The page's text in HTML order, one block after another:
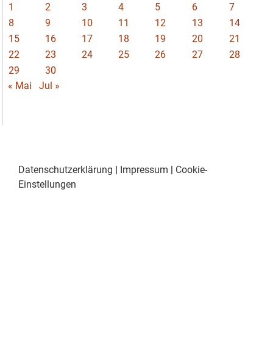
1 2 3 4 5 6
7
8
9 10 11 12 13
14
15
16 17 18 19 20
21
22
23 24 25 26 27
28
29
30
« Mai
Jul »
Datenschutzerklärung | Impressum | Cookie-
Einstellungen